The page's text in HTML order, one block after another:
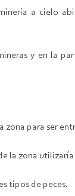
a cielo
y en la
para ser
la zona utilizaría
tipos de peces.